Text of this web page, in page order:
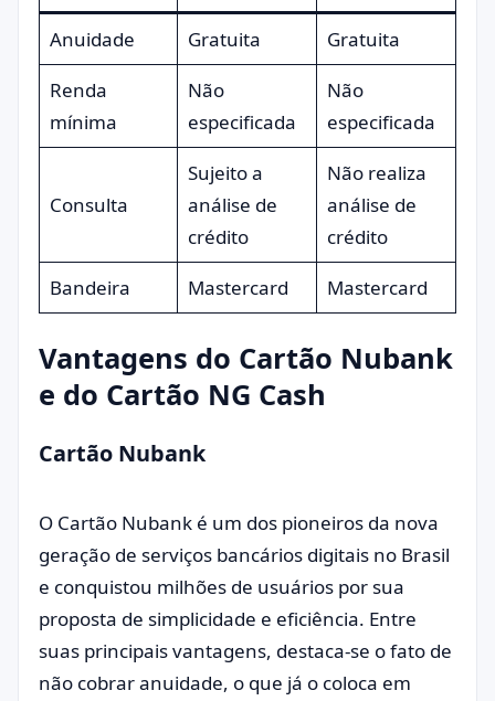
Anuidade Gratuita
Gratuita
Renda
mínima
Não
especificada
Não
especificada
Consulta
Sujeito a
análise de
crédito
Não realiza
análise de
crédito
Bandeira
Mastercard Mastercard
Vantagens do Cartão Nubank
e do Cartão NG Cash
Cartão Nubank
O Cartão Nubank é um dos pioneiros da nova
geração de serviços bancários digitais no Brasil
e conquistou milhões de usuários por sua
proposta de simplicidade e eficiência. Entre
suas principais vantagens, destaca-se o fato de
não cobrar anuidade, o que já o coloca em